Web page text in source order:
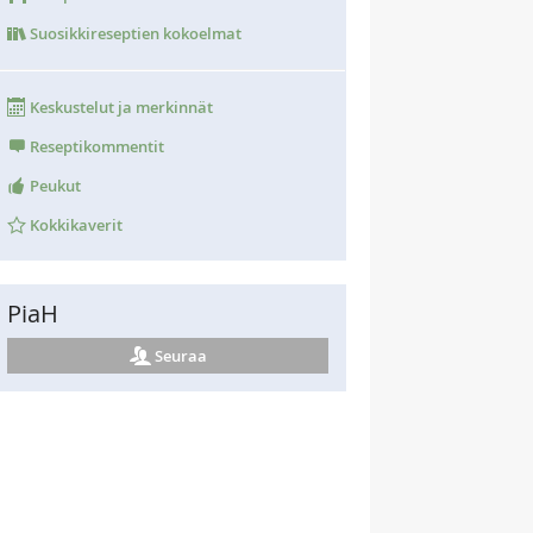
Suosikkireseptien kokoelmat
Keskustelut ja merkinnät
Reseptikommentit
Peukut
Kokkikaverit
PiaH
Seuraa